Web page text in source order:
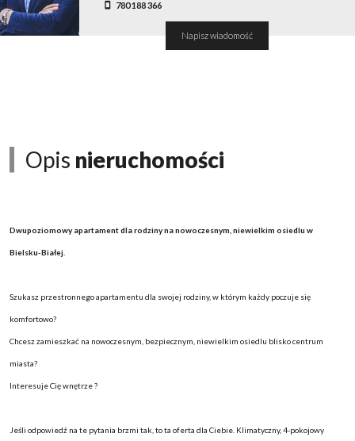
780 188 366
Napisz wiadomość
Opis nieruchomości
Dwupoziomowy apartament dla rodziny na nowoczesnym, niewielkim osiedlu w
Bielsku-Białej.
Szukasz przestronnego apartamentu dla swojej rodziny, w którym każdy poczuje się
komfortowo?
Chcesz zamieszkać na nowoczesnym, bezpiecznym, niewielkim osiedlu blisko centrum
miasta?
Interesuje Cię wnętrze ?
Jeśli odpowiedź na te pytania brzmi tak, to ta oferta dla Ciebie. Klimatyczny, 4-pokojowy